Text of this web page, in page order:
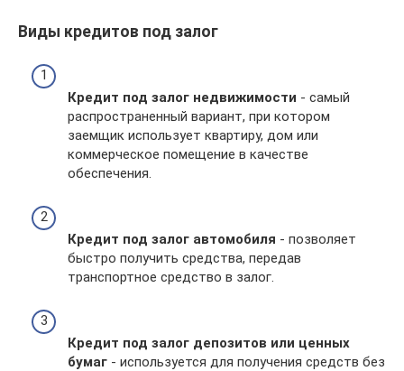
Виды кредитов под залог
Кредит под залог недвижимости - самый
распространенный вариант, при котором
заемщик использует квартиру, дом или
коммерческое помещение в качестве
обеспечения.
Кредит под залог автомобиля - позволяет
быстро получить средства, передав
транспортное средство в залог.
Кредит под залог депозитов или ценных
бумаг - используется для получения средств без